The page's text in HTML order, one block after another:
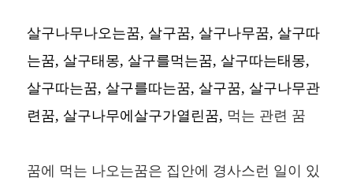
살구나무나오는꿈, 살구꿈, 살구나무꿈, 살구따
는꿈, 살구태몽, 살구를먹는꿈, 살구따는태몽,
살구따는꿈, 살구를따는꿈, 살구꿈, 살구나무관
련꿈, 살구나무에살구가열린꿈, 먹는 관련 꿈
꿈에 먹는 나오는꿈은 집안에 경사스런 일이 있